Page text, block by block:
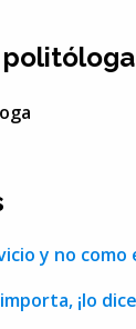
politóloga
y no como
¡lo